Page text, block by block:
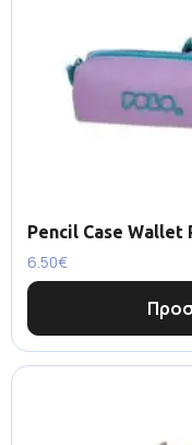
Pencil Case Wallet
6.50€